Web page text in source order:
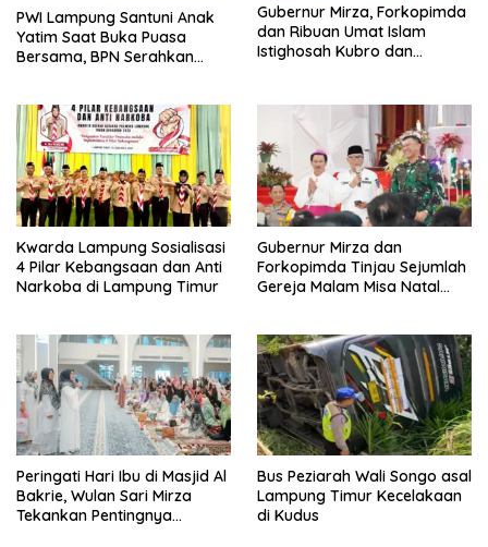
PWI Lampung Santuni Anak
Yatim Saat Buka Puasa
Bersama, BPN Serahkan
Gubernur Mirza, Forkopimda
dan Ribuan Umat Islam
Istighosah Kubro dan
Kwarda Lampung Sosialisasi
4 Pilar Kebangsaan dan Anti
Narkoba di Lampung Timur
Gubernur Mirza dan
Forkopimda Tinjau Sejumlah
Gereja Malam Misa Natal
Peringati Hari Ibu di Masjid Al
Bakrie, Wulan Sari Mirza
Tekankan Pentingnya
Bus Peziarah Wali Songo asal
Lampung Timur Kecelakaan
di Kudus